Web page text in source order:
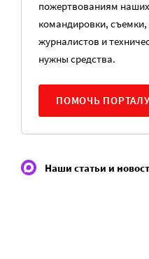
пожертвованиям
командировки,
журналистов и
нужны средства.
ПОМОЧЬ ПОРТАЛУ
Наши статьи и